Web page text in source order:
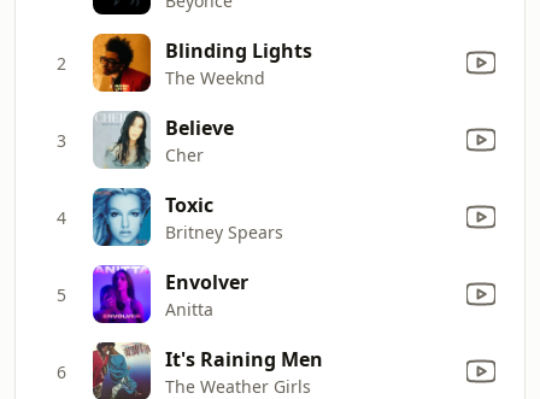
2 Blinding Lights
The Weeknd
3 Believe
Cher
4 Toxic
Britney Spears
5 Envolver
Anitta
6 It's Raining Men
The Weather Girls